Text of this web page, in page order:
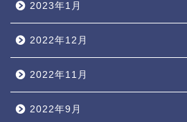
2023年1月
2022年12月
2022年11月
2022年9月